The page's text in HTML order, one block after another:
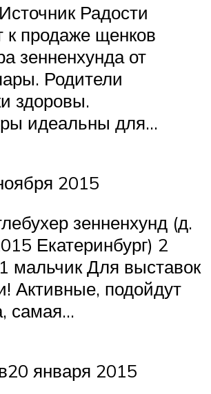
Радости
к продаже щенков
зенненхунда от
Родители
здоровы.
идеальны для…
2015
зенненхунд (д.
Екатеринбург) 2
мальчик Для выставок
Активные, подойдут
самая…
января 2015